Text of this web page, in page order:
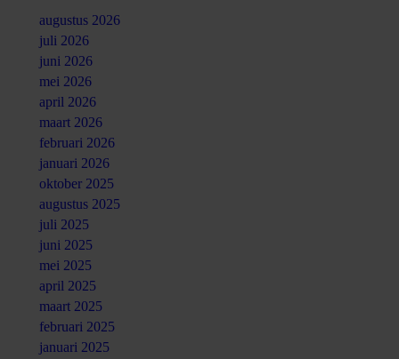
augustus 2026
juli 2026
juni 2026
mei 2026
april 2026
maart 2026
februari 2026
januari 2026
oktober 2025
augustus 2025
juli 2025
juni 2025
mei 2025
april 2025
maart 2025
februari 2025
januari 2025